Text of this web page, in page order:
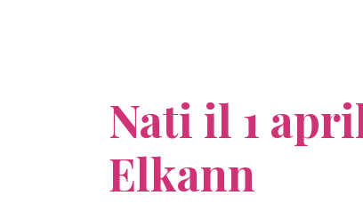
Nati il 1
Elkann